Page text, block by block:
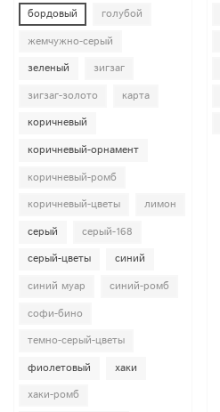
бордовый
голубой
жемчужно-серый
зеленый
зигзаг
зигзаг-золото
карта
коричневый
коричневый-орнамент
коричневый-ромб
коричневый-цветы
лимон
серый
серый-168
серый-цветы
синий
синий муар
синий-ромб
софи-бино
темно-серый-цветы
фиолетовый
хаки
хаки-ромб